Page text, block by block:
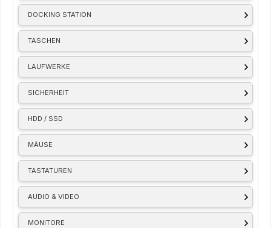
DOCKING STATION
TASCHEN
LAUFWERKE
SICHERHEIT
HDD / SSD
MÄUSE
TASTATUREN
AUDIO & VIDEO
MONITORE